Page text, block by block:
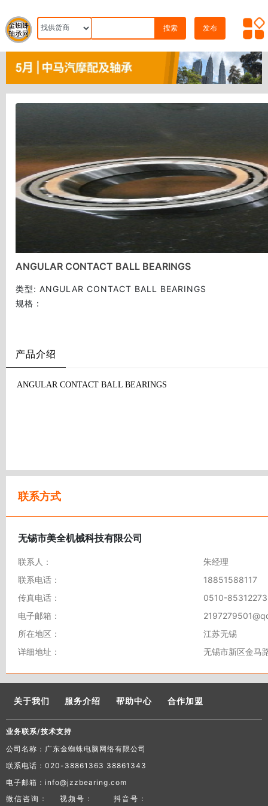
搜索 发布
ANGULAR CONTACT BALL BEARINGS
类型: ANGULAR CONTACT BALL BEARINGS
规格 ：
产品介绍
ANGULAR CONTACT BALL BEARINGS
联系方式
无锡市美全机械科技有限公司
联系人：
朱经理
联系电话：
18851588117
传真电话：
0510-85312273
电子邮箱：
所在地区：
江苏无锡
详细地址：
无锡市新区金马
关于我们 服务介绍 帮助中心 合作加盟
业务联系/技术支持
公司名称：广东金蜘蛛电脑网络有限公司
联系电话：020-38861363 38861343
电子邮箱：info@jzzbearing.com
微信咨询：
视频号： 抖音号：